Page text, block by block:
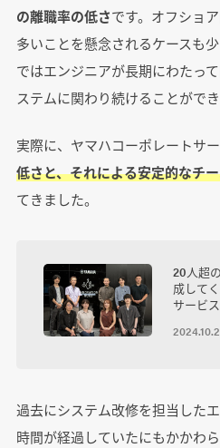
の離職率の低さです。オフショ
多いことを懸念されるケースも
ではエンジニアが長期にわたっ
ステムに関わり続けることができ
実際に、ヤマハコーポレートサ
低さと、それによる安定的なチ
てきました。
20人超
成して
サービ
過去にシステム改修を担当した
時間が経過していたにもかかわ